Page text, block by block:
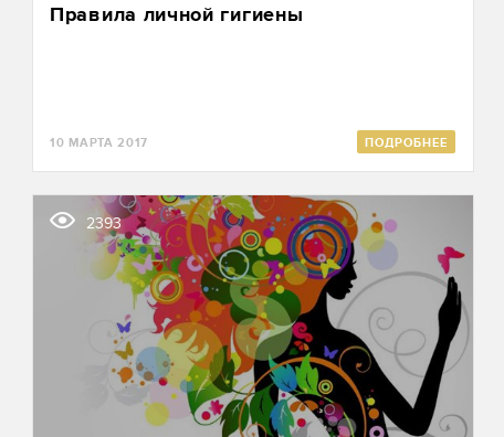
Правила личной гигиены
ПОДРОБНЕЕ
10 МАРТА 2017
2393